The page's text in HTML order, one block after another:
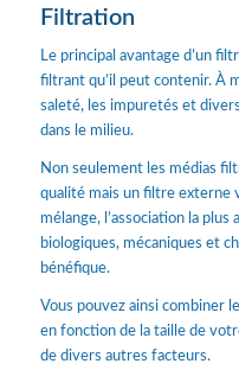
Filtration
Le principal avantage d’un
filtrant qu’il peut contenir. À
saleté, les impuretés et
dans le milieu.
Non seulement les médias
qualité mais un filtre externe
mélange, l’association la
biologiques, mécaniques et
bénéfique.
Vous pouvez ainsi combiner
en fonction de la taille de
de divers autres facteurs.